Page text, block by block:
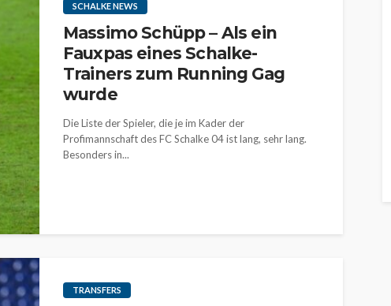
SCHALKE NEWS
Massimo Schüpp – Als ein
Fauxpas eines Schalke-
Trainers zum Running Gag
wurde
Die Liste der Spieler, die je im Kader der
Profimannschaft des FC Schalke 04 ist lang, sehr lang.
Besonders in...
TRANSFERS